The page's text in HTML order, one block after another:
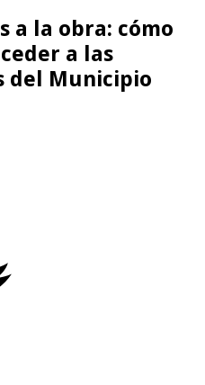
a la obra: cómo
a las
del Municipio